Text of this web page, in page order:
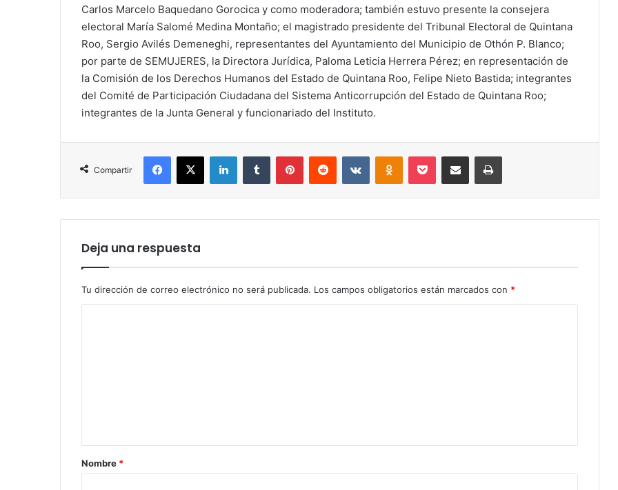
Carlos Marcelo Baquedano Gorocica y como moderadora; también estuvo presente la consejera
electoral María Salomé Medina Montaño; el magistrado presidente del Tribunal Electoral de Quintana
Roo, Sergio Avilés Demeneghi, representantes del Ayuntamiento del Municipio de Othón P. Blanco;
por parte de SEMUJERES, la Directora Jurídica, Paloma Leticia Herrera Pérez; en representación de
la Comisión de los Derechos Humanos del Estado de Quintana Roo, Felipe Nieto Bastida; integrantes
del Comité de Participación Ciudadana del Sistema Anticorrupción del Estado de Quintana Roo;
integrantes de la Junta General y funcionariado del Instituto.
Compartir
Facebook
X LinkedInTumblr PinterestReddit VKontakteOdnoklassniki
Pocket Compartir por correo electrónicoImprimir
Deja una respuesta
Tu dirección de correo electrónico no será publicada. Los campos obligatorios están marcados con *
rNombre *